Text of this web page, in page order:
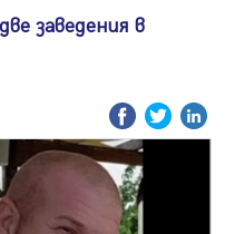
заведения в